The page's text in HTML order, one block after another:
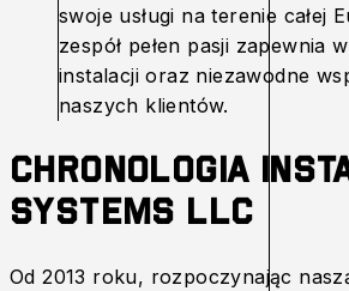
swoje usługi na terenie całej
zespół pełen pasji zapewnia
instalacji oraz niezawodne
naszych klientów.
Chronologia
Systems LLC
Od 2013 roku, rozpoczynając